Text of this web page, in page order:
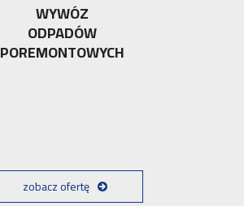
WYWÓZ
ODPADÓW
POREMONTOWYCH
zobacz ofertę